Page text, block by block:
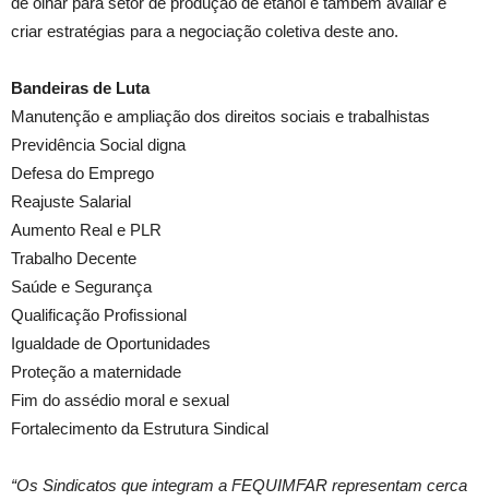
criar estratégias para a negociação coletiva deste ano.
Bandeiras de Luta
Manutenção e ampliação dos direitos sociais e trabalhistas
Previdência Social digna
Defesa do Emprego
Reajuste Salarial
Aumento Real e PLR
Trabalho Decente
Saúde e Segurança
Qualificação Profissional
Igualdade de Oportunidades
Proteção a maternidade
Fim do assédio moral e sexual
Fortalecimento da Estrutura Sindical
“Os Sindicatos que integram a FEQUIMFAR representam cerca